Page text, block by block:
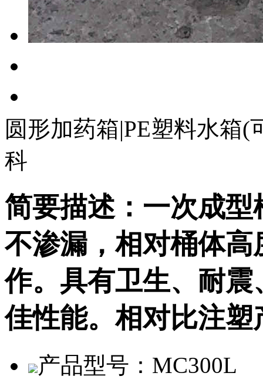
圆形加药箱|PE塑料水箱
科
简要描述： 一次成型
不渗漏，相对桶体
作。具有卫生、耐
佳性能。相对比注
产品型号： MC300L